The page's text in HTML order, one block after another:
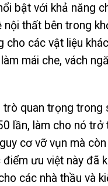
bật với khả năng
thất bên trong
các vật liệu
mái che, vách
quan trọng trong
lần, làm cho nó trở
cơ vỡ vụn mà
ưu việt này đã
các nhà thầu và